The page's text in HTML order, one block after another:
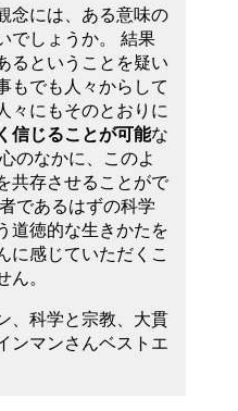
念には、ある意味の
でしょうか。 結果
るということを疑い
もでも人々からして
々にもそのとおりに
信じることが可能な
のなかに、このよ
共存させることがで
であるはずの科学
道徳的な生きかたを
に感じていただくこ
。
、科学と宗教、大貫
ンマンさんベストエ